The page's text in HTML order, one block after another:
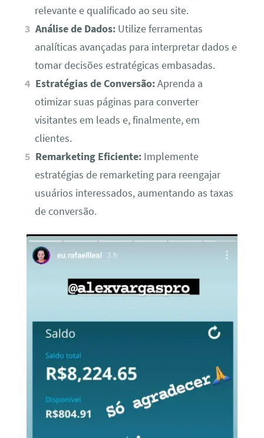
relevante e qualificado ao seu site.
Análise de Dados: Utilize ferramentas
analíticas avançadas para interpretar dados e
tomar decisões estratégicas embasadas.
Estratégias de Conversão:Aprenda a
otimizar suas páginas para converter
visitantes em leads e, finalmente, em
clientes.
Remarketing Eficiente: Implemente
estratégias de remarketing para reengajar
usuários interessados, aumentando as taxas
de conversão.